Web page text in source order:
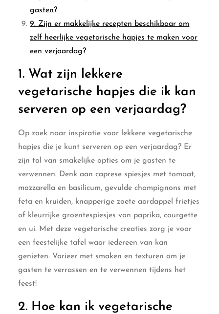
gasten?
9. Zijn er makkelijke recepten beschikbaar om
zelf heerlijke vegetarische hapjes te maken voor
een verjaardag?
1. Wat zijn lekkere
vegetarische hapjes die ik kan
serveren op een verjaardag?
Op zoek naar inspiratie voor lekkere vegetarische
hapjes die je kunt serveren op een verjaardag? Er
zijn tal van smakelijke opties om je gasten te
verwennen. Denk aan caprese spiesjes met tomaat,
mozzarella en basilicum, gevulde champignons met
feta en kruiden, knapperige zoete aardappel frietjes
of kleurrijke groentespiesjes van paprika, courgette
en ui. Met deze vegetarische creaties zorg je voor
een feestelijke tafel waar iedereen van kan
genieten. Varieer met smaken en texturen om je
gasten te verrassen en te verwennen tijdens het
feest!
2. Hoe kan ik vegetarische